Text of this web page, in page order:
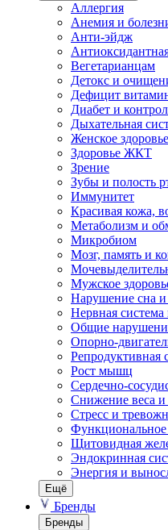
Аллергия
Анемия и
Анти-эйдж
Вегетарианцам
Детокс и
Дефицит
Диабет и
Дыхательная
Женское здоровье
Здоровье ЖКТ
Зрение
Зубы и полость
Иммунитет
Красивая кожа,
Метаболизм и
Микробиом
Мозг, память и
Мужское
Нарушение сна и
Нервная система
Общие
Опорно-
Репродуктивная
Рост мышц
Сердечно-
Снижение веса и
Стресс и
Щитовидная
Эндокринная
Энергия и
Ещё
Бренды
Бренды